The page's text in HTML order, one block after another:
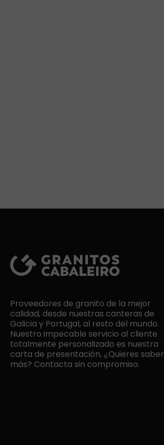
Proveedores de granito de la mejor
calidad, desde nuestras canteras de
Galicia y Portugal, al resto del mundo.
Nuestro impecable servicio al cliente
totalmente personalizado es nuestra
carta de presentación, ¿Quieres saber
más? Contacta sin compromiso.